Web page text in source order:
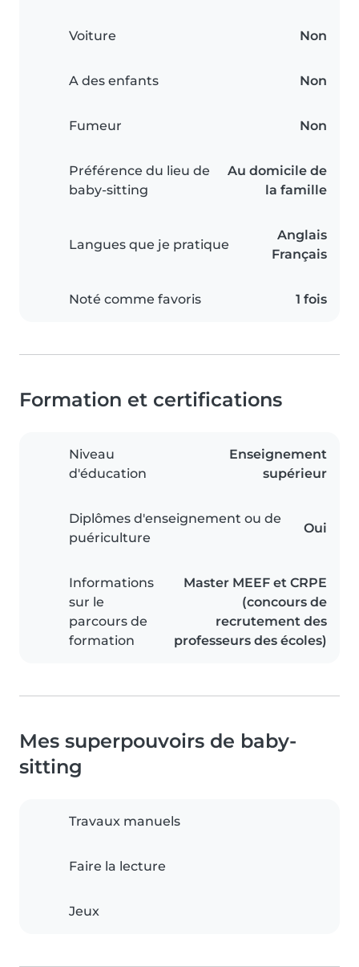
Voiture Non
A des enfants Non
Fumeur Non
Préférence du lieu de
baby-sitting
Au domicile de
la famille
Langues que je pratique
Anglais
Français
Noté comme favoris 1 fois
Formation et certifications
Niveau
d'éducation
Enseignement
supérieur
Diplômes d'enseignement ou de
puériculture
Oui
Informations
sur le
parcours de
formation
Master MEEF et CRPE
(concours de
recrutement des
professeurs des écoles)
Mes superpouvoirs de baby-
sitting
Travaux manuels
Faire la lecture
Jeux